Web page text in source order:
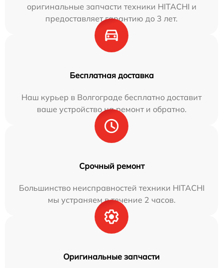
оригинальные запчасти техники HITACHI и
предоставляет гарантию до 3 лет.
Бесплатная доставка
Наш курьер в Волгограде бесплатно доставит
ваше устройство на ремонт и обратно.
Срочный ремонт
Большинство неисправностей техники HITACHI
мы устраняем в течение 2 часов.
Оригинальные запчасти